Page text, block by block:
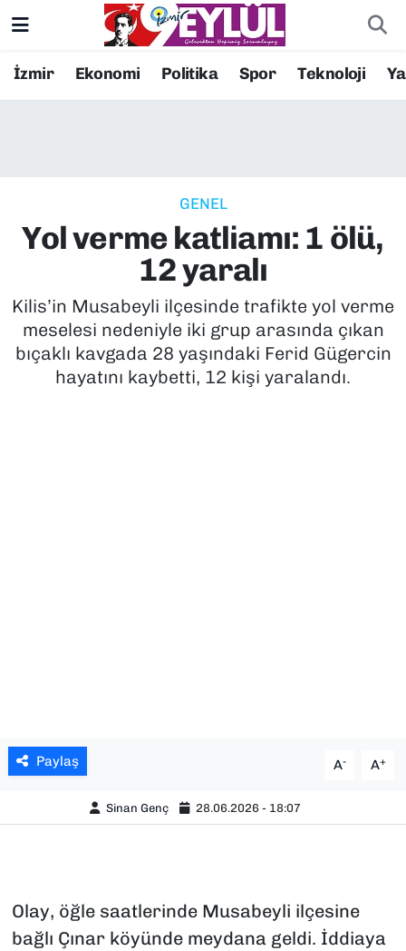
İzmir Ekonomi Politika Spor Teknoloji
GENEL
Yol verme katliamı: 1 ölü,
12 yaralı
Kilis’in Musabeyli ilçesinde trafikte yol verme
meselesi nedeniyle iki grup arasında çıkan
bıçaklı kavgada 28 yaşındaki Ferid Gügercin
hayatını kaybetti, 12 kişi yaralandı.
Paylaş A- A+
Sinan Genç 28.06.2026 - 18:07
Olay, öğle saatlerinde Musabeyli ilçesine
bağlı Çınar köyünde meydana geldi. İddiaya
Resmi İlanlar
EKONOMİ
KÜLTÜR SANAT
MAGAZİN
Konak Nöbetçi Eczaneler
Süper Lig Puan Durumu ve Fikstür
Tüm Manşetler
Son Dakika Haberleri
Haber Arşivi